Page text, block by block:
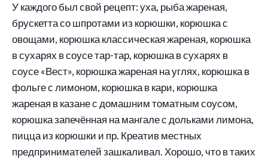
У каждого был свой рецепт: уха, рыба жареная,
брускетта со шпротами из корюшки, корюшка с
овощами, корюшка классическая жареная, корюшка
в сухарях в соусе тар-тар, корюшка в сухарях в
соусе «Вест», корюшка жареная на углях, корюшка в
фольге с лимоном, корюшка в кари, корюшка
жареная в казане с домашним томатным соусом,
корюшка запечённая на мангале с дольками лимона,
пицца из корюшки и пр. Креатив местных
предпринимателей зашкаливал. Хорошо, что в таких